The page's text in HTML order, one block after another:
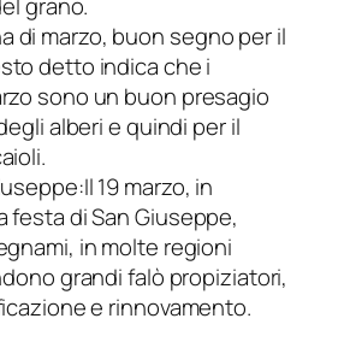
di marzo, buon segno per il
detto indica che i
sono un buon presagio
alberi e quindi per il
19 marzo, in
festa di San Giuseppe,
in molte regioni
grandi falò propiziatori,
e rinnovamento.